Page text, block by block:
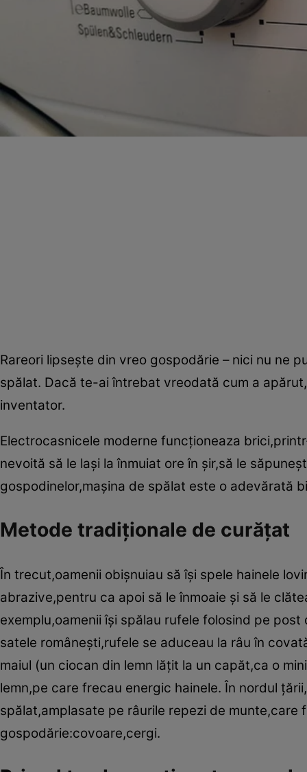
Rareori lipseşte din vreo gospodărie – nici nu ne
spălat. Dacă te-ai întrebat vreodată cum a
inventator.
Electrocasnicele moderne funcţioneaza
nevoită să le laşi la înmuiat ore în şir,să le
gospodinelor,maşina de spălat este o adevărată
Metode tradiţionale de curăţat
În trecut,oamenii obi­şnuiau să îş­i spele hainele
abrazive,pentru ca apoi să le înmoaie ş­i să le
exemplu,oamenii î­şi spălau rufele folosind pe
satele româneş­ti,rufele se aduceau la râu în
maiul (un ciocan din lemn lăţit la un capăt,ca o
lemn,pe care frecau energic hainele. În nordul
spălat,amplasate pe râurile repezi de
gospodărie:covoare,cergi.